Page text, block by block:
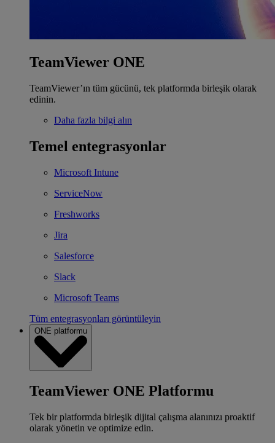
TeamViewer ONE
TeamViewer’ın tüm gücünü, tek platformda birleşik olarak
edinin.
Daha fazla bilgi alın
Temel entegrasyonlar
Microsoft Intune
ServiceNow
Freshworks
Jira
Salesforce
Slack
Microsoft Teams
Tüm entegrasyonları görüntüleyin
ONE platformu
TeamViewer ONE Platformu
Tek bir platformda birleşik dijital çalışma alanınızı proaktif
olarak yönetin ve optimize edin.